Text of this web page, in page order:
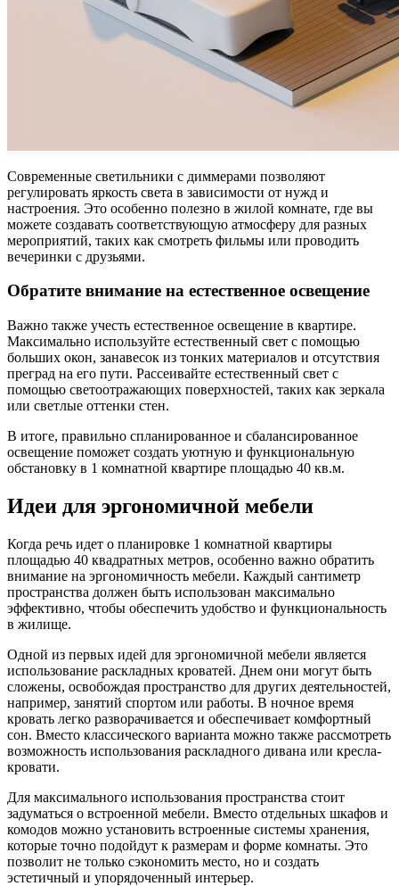
Современные светильники с диммерами позволяют
регулировать яркость света в зависимости от нужд и
настроения. Это особенно полезно в жилой комнате, где вы
можете создавать соответствующую атмосферу для разных
мероприятий, таких как смотреть фильмы или проводить
вечеринки с друзьями.
Обратите внимание на естественное освещение
Важно также учесть естественное освещение в квартире.
Максимально используйте естественный свет с помощью
больших окон, занавесок из тонких материалов и отсутствия
преград на его пути. Рассеивайте естественный свет с
помощью светоотражающих поверхностей, таких как зеркала
или светлые оттенки стен.
В итоге, правильно спланированное и сбалансированное
освещение поможет создать уютную и функциональную
обстановку в 1 комнатной квартире площадью 40 кв.м.
Идеи для эргономичной мебели
Когда речь идет о планировке 1 комнатной квартиры
площадью 40 квадратных метров, особенно важно обратить
внимание на эргономичность мебели. Каждый сантиметр
пространства должен быть использован максимально
эффективно, чтобы обеспечить удобство и функциональность
в жилище.
Одной из первых идей для эргономичной мебели является
использование раскладных кроватей. Днем они могут быть
сложены, освобождая пространство для других деятельностей,
например, занятий спортом или работы. В ночное время
кровать легко разворачивается и обеспечивает комфортный
сон. Вместо классического варианта можно также рассмотреть
возможность использования раскладного дивана или кресла-
кровати.
Для максимального использования пространства стоит
задуматься о встроенной мебели. Вместо отдельных шкафов и
комодов можно установить встроенные системы хранения,
которые точно подойдут к размерам и форме комнаты. Это
позволит не только сэкономить место, но и создать
эстетичный и упорядоченный интерьер.